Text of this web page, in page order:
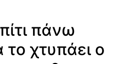
πάνω
χτυπάει ο